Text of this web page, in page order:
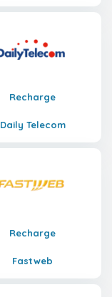
Recharge
Daily Telecom
Recharge
Fastweb